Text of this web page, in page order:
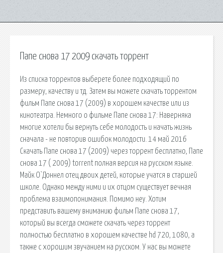
Папе снова 17 2009 скачать торрент
Из списка торрентов выберете более подходящий по
размеру, качеству и тд. Затем вы можете скачать торрентом
фильм Папе снова 17 (2009) в хорошем качестве или из
кинотеатра. Немного о фильме Папе снова 17: Наверняка
многие хотели бы вернуть себе молодость и начать жизнь
сначала - не повторив ошибок молодости. 14 май 2016
Скачать Папе снова 17 (2009) через торрент бесплатно, Папе
снова 17 ( 2009) torrent полная версия на русском языке.
Майк О`Доннел отец двоих детей, которые учатся в старшей
школе. Однако между ними и их отцом существует вечная
проблема взаимопонимания. Помимо неу. Хотим
представить вашему вниманию фильм Папе снова 17,
который вы всегда сможете скачать через торрент
полностью бесплатно в хорошем качестве hd 720, 1080, а
также с хорошим звучанием на русском. У нас вы можете